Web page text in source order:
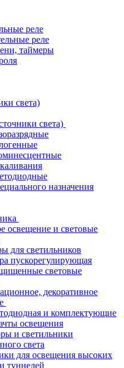
реле
реле
таймеры
света)
света)
назначения
освещение и световые
для светильников
пускорегулирующая
световые
декоративное
и комплектующие
освещения
и светильники
света
для освещения высоких
туннелей